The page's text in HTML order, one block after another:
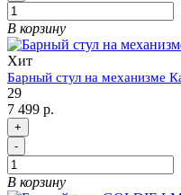
В корзину
Хит
Барный стул на механизме
29
7 499 р.
+
-
В корзину